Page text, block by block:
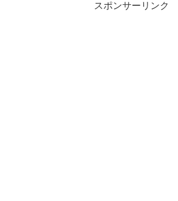
スポンサーリンク